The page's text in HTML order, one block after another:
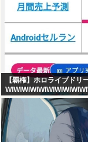
【覇権】ホロライブドリ